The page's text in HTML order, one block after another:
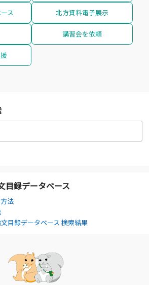
ス 北方資料電子展示
講習会を依頼
目録データベース
法
目録データベース 検索結果